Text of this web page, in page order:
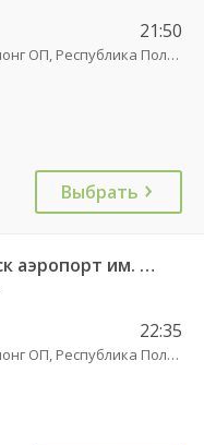
21:50
Эльблонг ОП, Республика Польша, г. пл. Дворцовы, д. 4
Выбрать
700 Калининград АВ — Гданьск аэропорт им. Леха Валенсы
22:35
Эльблонг ОП, Республика Польша, г. пл. Дворцовы, д. 4